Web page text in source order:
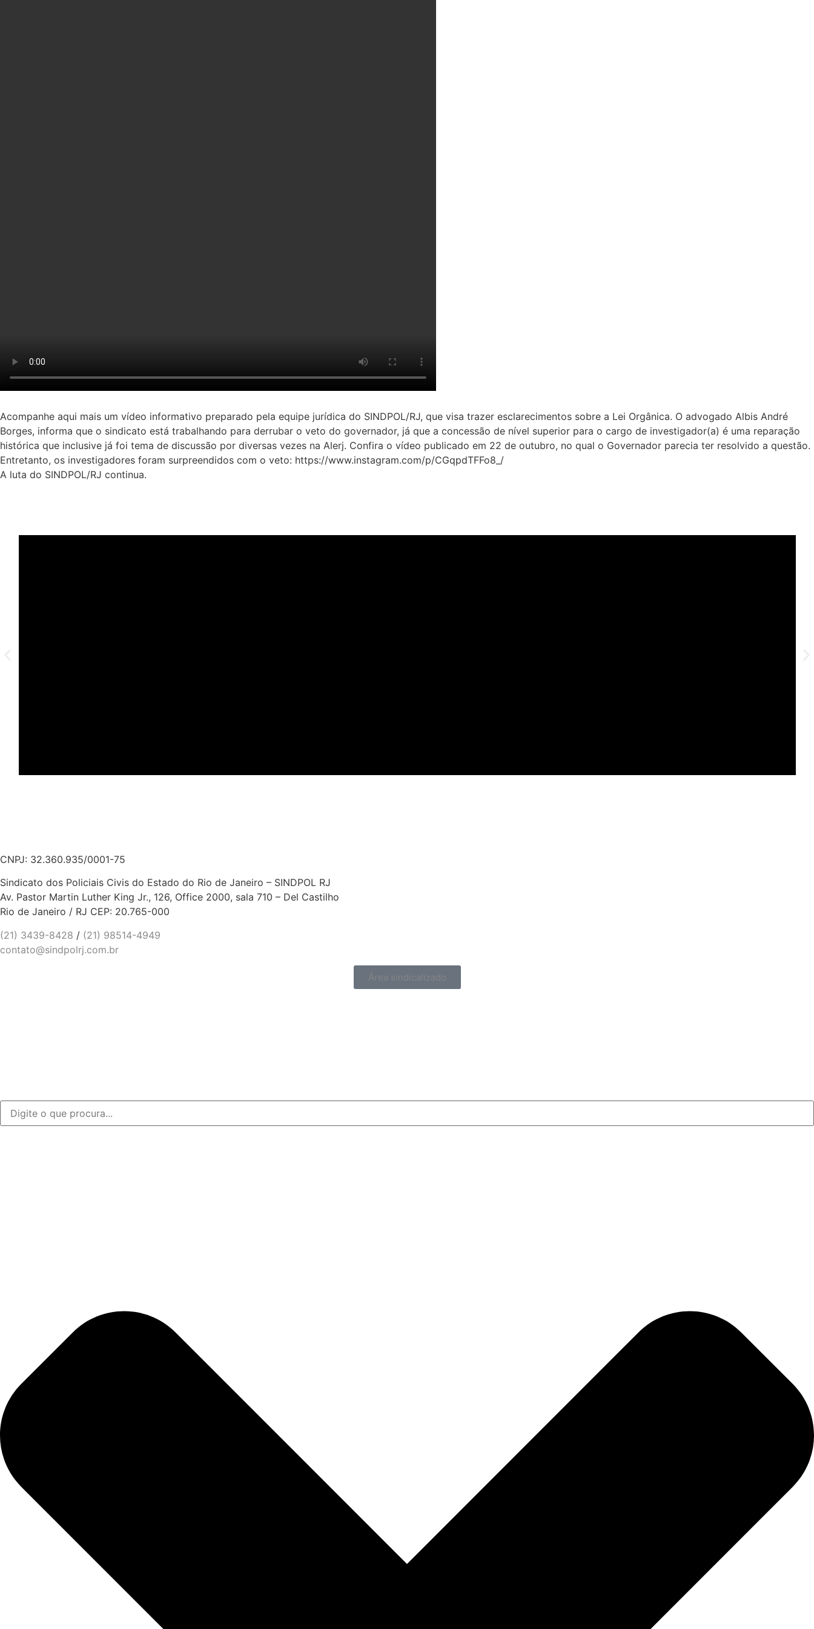
Acompanhe aqui mais um vídeo informativo preparado pela equipe jurídica do SINDPOL/RJ, que visa trazer esclarecimentos sobre a Lei Orgânica. O advogado Albis André
Borges, informa que o sindicato está trabalhando para derrubar o veto do governador, já que a concessão de nível superior para o cargo de investigador(a) é uma reparação
histórica que inclusive já foi tema de discussão por diversas vezes na Alerj. Confira o vídeo publicado em 22 de outubro, no qual o Governador parecia ter resolvido a questão.
Entretanto, os investigadores foram surpreendidos com o veto: https://www.instagram.com/p/CGqpdTFFo8_/
A luta do SINDPOL/RJ continua.
CNPJ: 32.360.935/0001-75
Sindicato dos Policiais Civis do Estado do Rio de Janeiro – SINDPOL RJ
Av. Pastor Martin Luther King Jr., 126, Office 2000, sala 710 – Del Castilho
Rio de Janeiro / RJ CEP: 20.765-000
(21) 3439-8428 / (21) 98514-4949
contato@sindpolrj.com.br
Área sindicalizado